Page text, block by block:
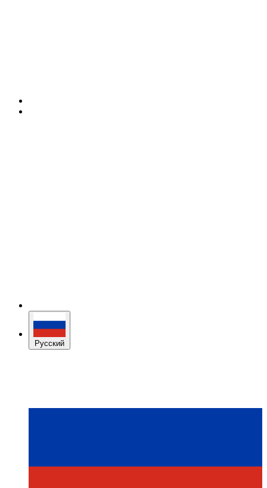
Русский